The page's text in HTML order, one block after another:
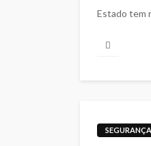
Estado tem
SEGURANÇA